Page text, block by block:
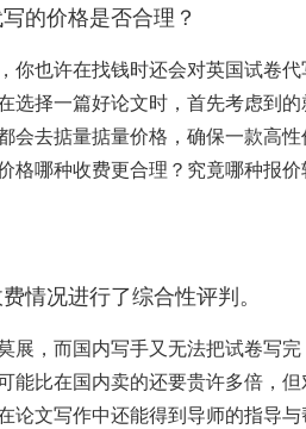
的价格是否合理？
你也许在找钱时还会对英国试卷
选择一篇好论文时，首先考虑到
会去掂量掂量价格，确保一款高
格哪种收费更合理？究竟哪种报价
情况进行了综合性评判。
展，而国内写手又无法把试卷写
能比在国内卖的还要贵许多倍，
论文写作中还能得到导师的指导